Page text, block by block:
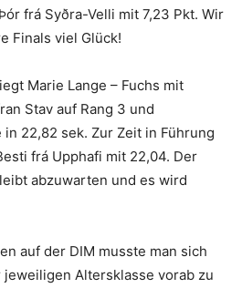
frá Syðra-Velli mit 7,23 Pkt. Wir
Finals viel Glück!
Marie Lange – Fuchs mit
Stav auf Rang 3 und
22,82 sek. Zur Zeit in Führung
frá Upphafi mit 22,04. Der
abzuwarten und es wird
auf der DIM musste man sich
Altersklasse vorab zu